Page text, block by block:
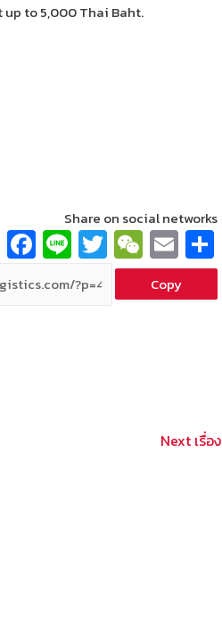
up to 5,000 Thai Baht.
Share on social networks
Fa
ce
b
Li
n
e
T
wi
tt
W
e
C
E
m
ai ar
Copy
Next เรื่อง